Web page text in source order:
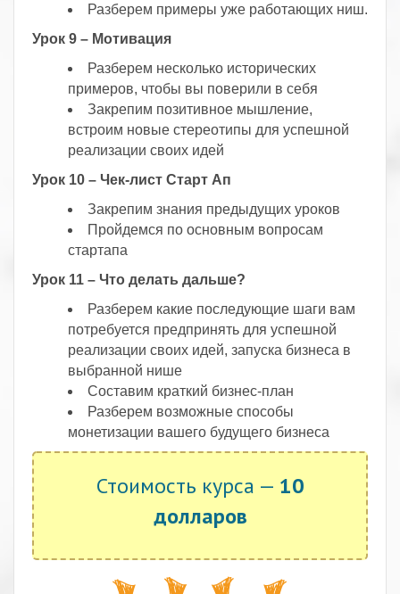
Разберем примеры уже работающих ниш.
Урок 9 – Мотивация
Разберем несколько исторических
примеров, чтобы вы поверили в себя
Закрепим позитивное мышление,
встроим новые стереотипы для успешной
реализации своих идей
Урок 10 – Чек-лист Старт Ап
Закрепим знания предыдущих уроков
Пройдемся по основным вопросам
стартапа
Урок 11 – Что делать дальше?
Разберем какие последующие шаги вам
потребуется предпринять для успешной
реализации своих идей, запуска бизнеса в
выбранной нише
Составим краткий бизнес-план
Разберем возможные способы
монетизации вашего будущего бизнеса
Стоимость курса — 10
долларов